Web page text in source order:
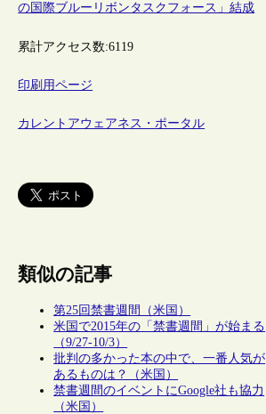
の国際ブルーリボンタスクフォース」結成
累計アクセス数:6119
印刷用ページ
カレントアウェアネス・ポータル
類似の記事
第25回禁書週間（米国）
米国で2015年の「禁書週間」が始まる
（9/27-10/3）
批判の多かった本の中で、一番人気が
あるものは？（米国）
禁書週間のイベントにGoogle社も協力
（米国）